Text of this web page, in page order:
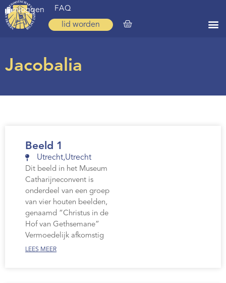
inloggen FAQ
lid worden
Zoeken
Ervaringen
Nieuws
Agenda
Webshop
Jacobalia
Beeld 1
Utrecht,Utrecht
Dit beeld in het Museum
Catharijneconvent is
onderdeel van een groep
van vier houten beelden,
genaamd “Christus in de
Hof van Gethsemane”
Vermoedelijk afkomstig
LEES MEER